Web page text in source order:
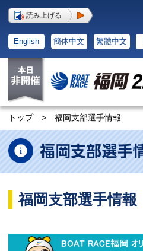
読み上げる
English 簡体中文 繁體中文
トップ > 福岡支部選手情報
福岡支部選手情報